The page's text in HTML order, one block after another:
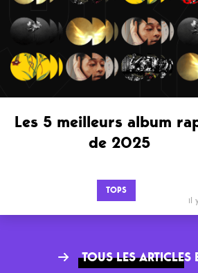
Les 5 meilleurs album
de 2025
TOPS
il
TOUS LES ARTICLES